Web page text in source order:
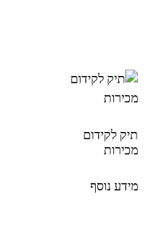
תיק לקידום
מכירות
מידע נוסף